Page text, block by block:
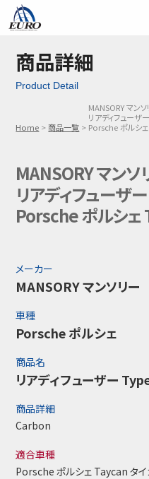
ご利用方法
メール問い合わせ
03-5674-7742
商品詳細
Product Detail
Home 商品一覧
MANSORY マンソ
リアディフューザ
Porsche ポルシ
MANSORY マンソ
リアディフューザ
Porsche ポルシェ
メーカー
MANSORY マンソリー
車種
Porsche ポルシェ
商品名
リアディフューザー
商品詳細
Carbon
適合車種
Porsche ポルシェ Taycan タイ